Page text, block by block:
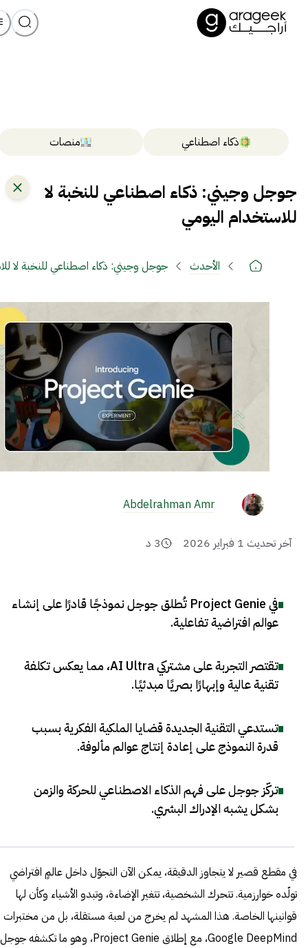
ذكاء اصطناعي منصات
جوجل وجيني: ذكاء اصطناعي للنخبة لا
للاستخدام اليومي
الأحدث جوجل وجيني: ذكاء اصطناعي للنخبة لا
Abdelrahman Amr
آخر تحديث 1 فبراير 2026 3 د
في Project Genie تُطلق جوجل نموذجًا قادرًا على إنشاء
عوالم افتراضية تفاعلية.
تقتصر التجربة على مشتركي AI Ultra، مما يعكس تكلفة
تقنية عالية وإبهارًا بصريًا مبدئيًا.
تستدعي التقنية الجديدة قضايا الملكية الفكرية بسبب
قدرة النموذج على إعادة إنتاج عوالم مألوفة.
تركّز جوجل على فهم الذكاء الاصطناعي للحركة والزمن
بشكل يشبه الإدراك البشري.
في مقطع قصير لا يتجاوز الدقيقة، يمكن الآن التجوّل داخل عالمٍ افتراضي
تولّده خوارزمية. تتحرك الشخصية، تتغير الإضاءة، وتبدو الأشياء وكأن لها
قوانينها الخاصة. هذا المشهد لم يخرج من لعبة مستقلة، بل من مختبرات
Google DeepMind، مع إطلاق Project Genie، وهو ما تكشفه جوجل